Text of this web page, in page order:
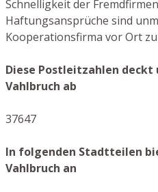
Schnelligkeit der
Haftungsansprüche sind
Kooperationsfirma vor Ort
Diese Postleitzahlen deckt
Vahlbruch ab
37647
In folgenden Stadtteilen
Vahlbruch an